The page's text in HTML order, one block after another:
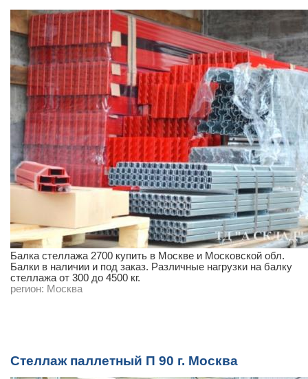
Балка стеллажа 2700 купить в Москве и Московской обл.
Балки в наличии и под заказ. Различные нагрузки на балку
стеллажа от 300 до 4500 кг.
регион: Москва
Стеллаж паллетный П 90 г. Москва